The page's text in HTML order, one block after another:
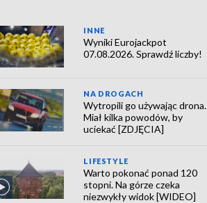
INNE
Wyniki Eurojackpot
07.08.2026. Sprawdź liczby!
NA DROGACH
Wytropili go używając drona.
Miał kilka powodów, by
uciekać [ZDJĘCIA]
LIFESTYLE
Warto pokonać ponad 120
stopni. Na górze czeka
niezwykły widok [WIDEO]